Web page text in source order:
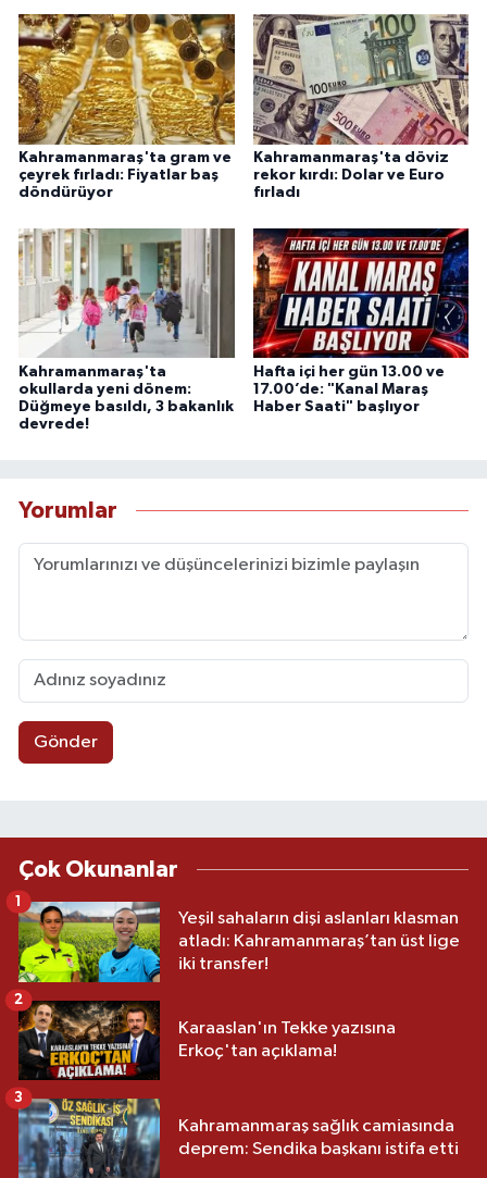
Kahramanmaraş'ta gram ve
çeyrek fırladı: Fiyatlar baş
döndürüyor
Kahramanmaraş'ta döviz
rekor kırdı: Dolar ve Euro
fırladı
Kahramanmaraş'ta
okullarda yeni dönem:
Düğmeye basıldı, 3 bakanlık
devrede!
Hafta içi her gün 13.00 ve
17.00’de: "Kanal Maraş
Haber Saati" başlıyor
Yorumlar
Gönder
Çok Okunanlar
Yeşil sahaların dişi aslanları klasman
atladı: Kahramanmaraş’tan üst lige
iki transfer!
1
Karaaslan'ın Tekke yazısına
Erkoç'tan açıklama!
2
Kahramanmaraş sağlık camiasında
deprem: Sendika başkanı istifa etti
3